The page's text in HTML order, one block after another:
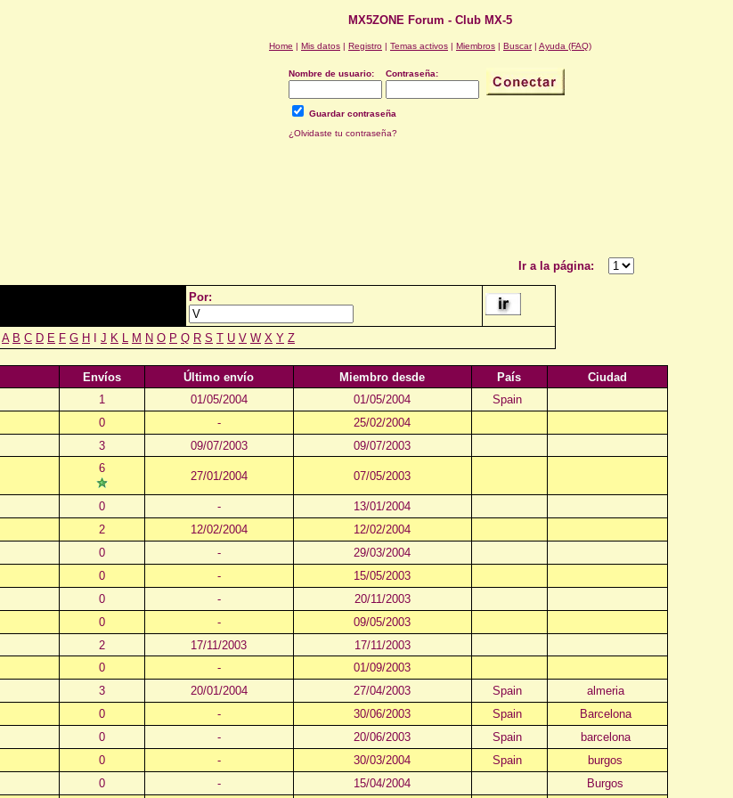
MX5ZONE Forum - Club MX-5
Home | Mis datos | Registro | Temas activos | Miembros | Buscar| Ayuda (FAQ)
Nombre de usuario: Contraseña:
Guardar contraseña
¿Olvidaste tu contraseña?
Ir a la página:
Por:
A B C D E F G H J K L M N O P Q R S T U V W X Y Z
Envíos Último envío Miembro desde País
Ciudad
1 01/05/2004 01/05/2004
Spain
0 -
25/02/2004
3 09/07/2003 09/07/2003
6
27/01/2004 07/05/2003
0 -
13/01/2004
2 12/02/2004
12/02/2004
0 -
29/03/2004
0 -
15/05/2003
0 -
20/11/2003
0 -
09/05/2003
2 17/11/2003
17/11/2003
0 -
01/09/2003
3 20/01/2004 27/04/2003 Spain
almeria
0 - 30/06/2003 Spain
Barcelona
0 - 20/06/2003 Spain
barcelona
0 - 30/03/2004 Spain
burgos
0 - 15/04/2004 Burgos